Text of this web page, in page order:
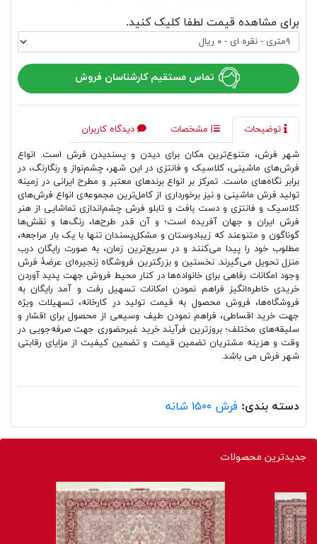
برای مشاهده قیمت لطفا کلیک کنید.
تماس مستقیم کارشناسان فروش
توضیحات مشخصات
دیدگاه کاربران
شهر فرش، متنوع‌ترین مکان برای دیدن و پسندیدن فرش است. انواع
فرش‌های ماشینی، کلاسیک و فانتزی در این شهر، چشم‌نواز و رنگارنگ، در
برابر نگاه‌های ماست. تمرکز بر انواع برندهای معتبر و مطرح ایرانی در زمینه
تولید فرش ماشینی و نیز برخورداری از کامل‌ترین مجموعه‌ی انواع فرش‌های
کلاسیک و فانتزی و دست بافت و تابلو فرش چشم‌اندازی تماشایی از هنر
فرش ایران و جهان آفریده است؛ و آن قدر طرح‌ها، رنگ‌ها و نقش‌ها
گونا‌گون و متنوعند که زیبادوستان و مشکل‌پسندان تنها با یک بار مراجعه،
مطلوب خود را پیدا می‌کنند و در سریع‌ترین زمان، به صورت رایگان درب
منزل تحویل می‌گیرند. نخستین و بزرگترین فروشگاه زنجیره‌ای عرضۀ فرش
وجود امکانات رفاهی برای خانواده‌ها در کنار محیط فروش جهت پدید آوردن
خریدی خاطره‌انگیز فراهم نمودن امکانات تسهیل رفت و آمد رایگان به
فروشگاه‌ها، فروش محصول به قیمت تولید در کارخانه، تسهیلات ویژه
جهت خرید اقساطی، فراهم نمودن طیف وسیعی از محصول برای اقشار و
سلیقه‌های مختلف؛ بروزترین فرآیند خرید غیرحضوری جهت صرفه‌جویی در
وقت و هزینه مشتریان تضمین قیمت و تضمین کیفیت از مزایای رقابتی
شهر فرش می باشد.
دسته بندی: فرش ۱۵۰۰ شانه
جدیدترین محصولات